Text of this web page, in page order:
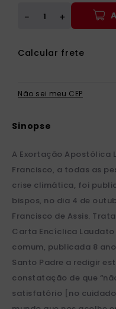
＋
－
Não sei meu CEP
A Exortação Apostólica
Francisco, a todas as
crise climática, foi
bispos, no dia 4 de
Francisco de Assis.
Carta Encíclica Laudato
comum, publicada 8
Santo Padre a redigir
constatação de que
satisfatório [no